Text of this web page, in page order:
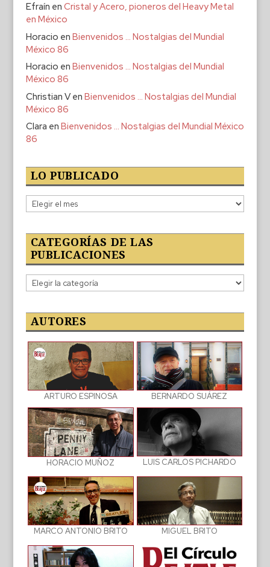
Efraín en Cristal y Acero, pioneros del Heavy Metal
en México
Horacio en Bienvenidos … Nostalgias del Mundial
México 86
Horacio en Bienvenidos … Nostalgias del Mundial
México 86
Christian Ven Bienvenidos … Nostalgias del Mundial
México 86
Clara en Bienvenidos … Nostalgias del Mundial México
86
LO PUBLICADO
Lo
publicado
CATEGORÍAS DE LAS
PUBLICACIONES
Categorías
de
publicaciones
AUTORES
ARTURO ESPINOSA BERNARDO SUÁREZ
HORACIO MUÑOZ LUIS CARLOS PICHARDO
MARCO ANTONIO BRITO MIGUEL BRITO